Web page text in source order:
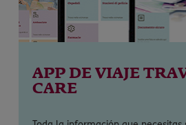
APP DE VIAJE
CARE